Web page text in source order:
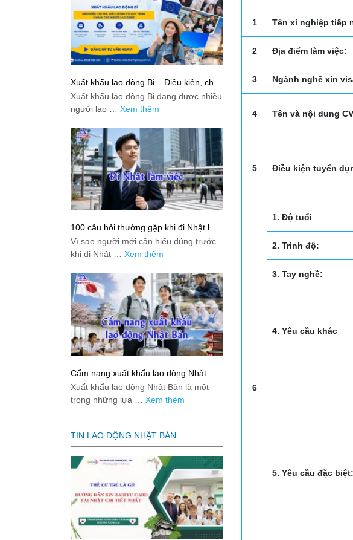
1 Tên xí nghiệp tiếp
2 Địa điểm làm việc:
3 Ngành nghề xin
4 Tên và nội dung
5 Điều kiện tuyển
6
1. Độ tuổi
2. Trình độ:
3. Tay nghề:
4. Yêu cầu khác
5. Yêu cầu đặc biệt:
Xuất khẩu lao động Bỉ – Điều kiện, chi
phí, mức lương và quy trình chuẩn cho
người lao động
Xuất khẩu lao động Bỉ đang được nhiều
người lao … Xem thêm
100 câu hỏi thường gặp khi đi Nhật làm
việc: Giải đáp thật dễ hiểu cho người
mới bắt đầu
Vì sao người mới cần hiểu đúng trước
khi đi Nhật … Xem thêm
Cẩm nang xuất khẩu lao động Nhật
Bản từ A-Z
Xuất khẩu lao động Nhật Bản là một
trong những lựa … Xem thêm
TIN LAO ĐỘNG NHẬT BẢN